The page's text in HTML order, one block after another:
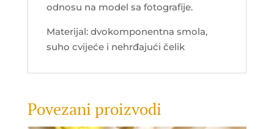
odnosu na model sa fotografije.
Materijal: dvokomponentna smola,
suho cvijeće i nehrđajući čelik
Povezani proizvodi